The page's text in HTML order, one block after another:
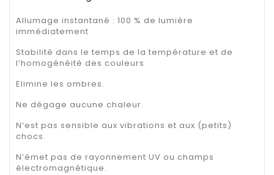
Allumage instantané : 100 % de lumière
immédiatement
Stabilité dans le temps de la température et de
l’homogénéité des couleurs
Elimine les ombres.
Ne dégage aucune chaleur.
N’est pas sensible aux vibrations et aux (petits)
chocs.
N’émet pas de rayonnement UV ou champs
électromagnétique.